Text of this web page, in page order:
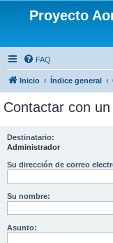
Proyecto
FAQ
Inicio Índice general
Contactar con
Destinatario:
Administrador
Su dirección de correo
Su nombre:
Asunto: